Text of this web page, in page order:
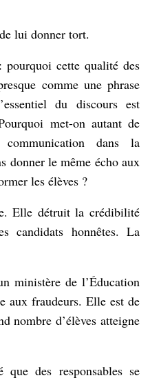
lui donner tort.
cette qualité des
comme une phrase
du discours est
met-on autant de
dans la
donner le même écho aux
les élèves ?
Elle détruit la crédibilité
candidats honnêtes. La
ministère de l’Éducation
aux fraudeurs. Elle est de
nombre d’élèves atteigne
des responsables se